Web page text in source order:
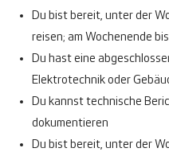
Du bist bereit, unter der
reisen; am Wochenende
Du hast eine
Elektrotechnik oder
Du kannst technische
dokumentieren
Du bist bereit, unter der